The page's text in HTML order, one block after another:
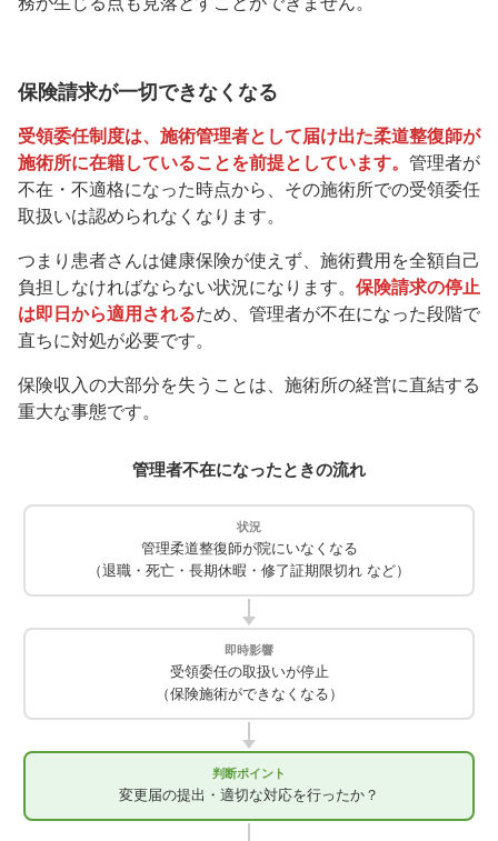
保険請求が一切できなくなる
受領委任制度は、施術管理者として届け出た柔道整復師が
施術所に在籍していることを前提としています。 管理者が
不在・不適格になった時点から、その施術所での受領委任
取扱いは認められなくなります。
つまり患者さんは健康保険が使えず、施術費用を全額自己
負担しなければならない状況になります。 保険請求の停止
は即日から適用されるため、管理者が不在になった段階で
直ちに対処が必要です。
保険収入の大部分を失うことは、施術所の経営に直結する
重大な事態です。
管理者不在になったときの流れ
状況
管理柔道整復師が院にいなくなる
（退職・死亡・長期休暇・修了証期限切れ など）
即時影響
受領委任の取扱いが停止
（保険施術ができなくなる）
判断ポイント
変更届の提出・適切な対応を行ったか？